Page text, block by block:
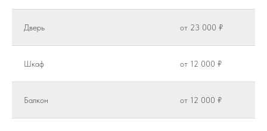
Дверь от 23 000 ₽
Шкаф от 12 000 ₽
Балкон от 12 000 ₽